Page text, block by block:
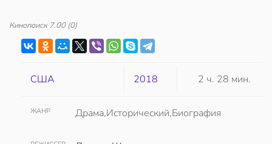
Кинопоиск 7.00(0)
США 2018 2 ч. 28 мин.
ЖАНР Драма,Исторический,Биография